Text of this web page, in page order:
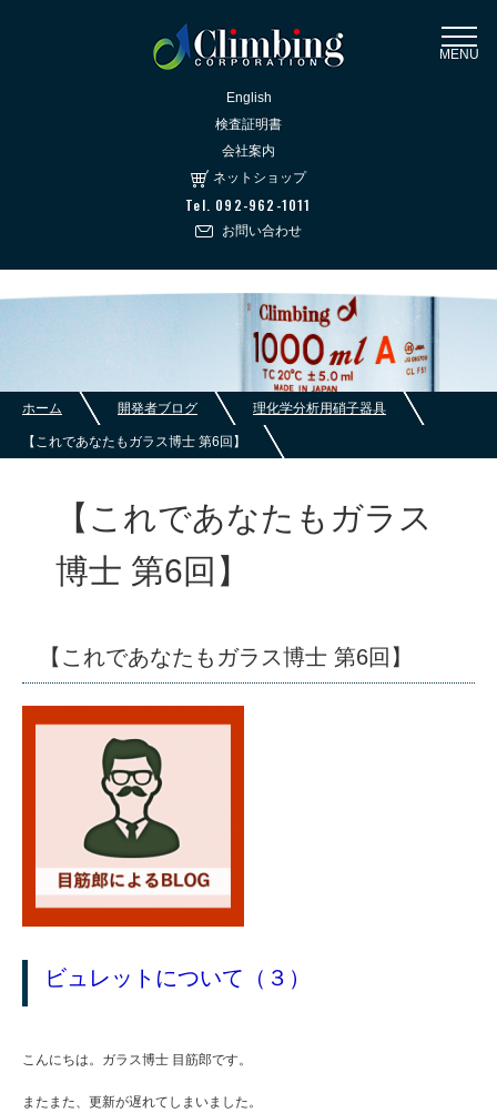
English
検査証明書
会社案内
ネットショップ
Tel. 092-962-1011
お問い合わせ
ホーム 開発者ブログ 理化学分析用硝子器具
【これであなたもガラス博士 第6回】
【これであなたもガラス
博士 第6回】
【これであなたもガラス博士 第6回】
ビュレットについて（３）
こんにちは。ガラス博士 目筋郎です。
またまた、更新が遅れてしまいました。
MENU